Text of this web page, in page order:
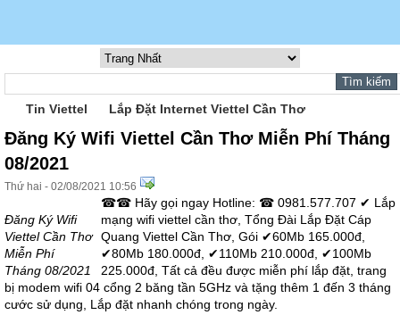
Tin Viettel Lắp Đặt Internet Viettel Cần Thơ
Đăng Ký Wifi Viettel Cần Thơ Miễn Phí Tháng
08/2021
Thứ hai - 02/08/2021 10:56
Đăng Ký Wifi
Viettel Cần Thơ
Miễn Phí
Tháng 08/2021
☎☎ Hãy gọi ngay Hotline: ☎ 0981.577.707 ✔‎ Lắp
mạng wifi viettel cần thơ, Tổng Đài Lắp Đặt Cáp
Quang Viettel Cần Thơ, Gói ✔60Mb 165.000đ,
✔80Mb 180.000đ, ✔110Mb 210.000đ, ✔100Mb
225.000đ, Tất cả đều được miễn phí lắp đặt, trang
bị modem wifi 04 cổng 2 băng tần 5GHz và tặng thêm 1 đến 3 tháng
cước sử dụng, Lắp đặt nhanh chóng trong ngày.